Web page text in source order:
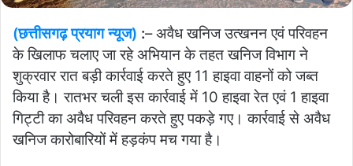
(छत्तीसगढ़ प्रयाग न्यूज) :– अवैध खनिज उत्खनन एवं परिवहन
के खिलाफ चलाए जा रहे अभियान के तहत खनिज विभाग ने
शुक्रवार रात बड़ी कार्रवाई करते हुए 11 हाइवा वाहनों को जब्त
किया है। रातभर चली इस कार्रवाई में 10 हाइवा रेत एवं 1 हाइवा
गिट्टी का अवैध परिवहन करते हुए पकड़े गए। कार्रवाई से अवैध
खनिज कारोबारियों में हड़कंप मच गया है।